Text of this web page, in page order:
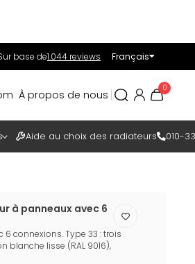
base de1.044 reviews Français
À propos de nous
0
Aide au choix des radiateurs 010-
à panneaux avec 6
6 connexions. Type 33 : trois
blanche lisse (RAL 9016),